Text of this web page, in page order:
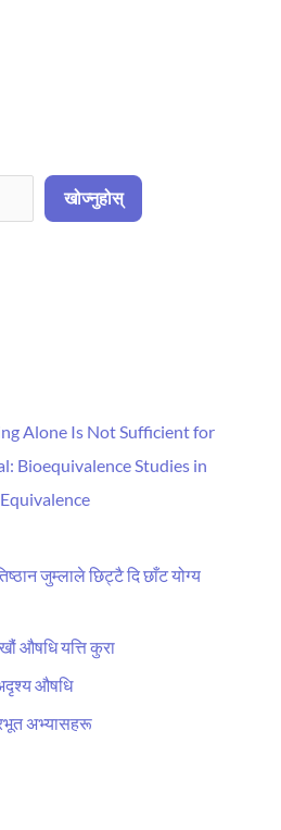
खोज्नुहोस्
Alone Is Not Sufficient for
Bioequivalence Studies in
जुम्लाले छिट्टै दि छाँट योग्य
औषधि यत्ति कुरा
औषधि
अभ्यासहरू